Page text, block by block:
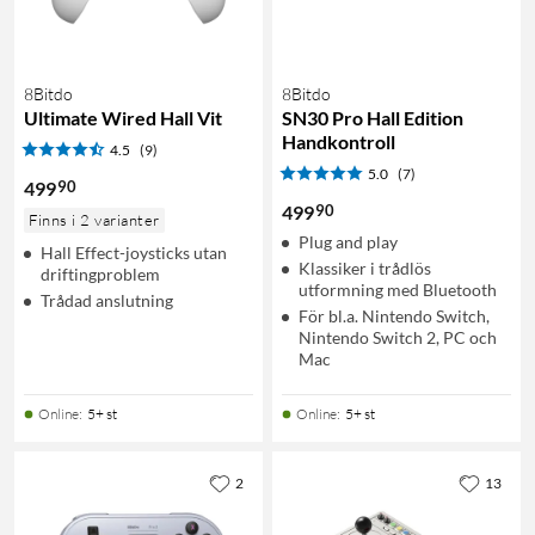
8Bitdo
Ultimate Wired Hall Vit
4.5 (9)
49990
Finns i 2 varianter
Hall Effect-joysticks utan
driftingproblem
Trådad anslutning
Online: 5+ st
8Bitdo
SN30 Pro Hall Edition
Handkontroll
5.0 (7)
49990
Plug and play
Klassiker i trådlös
utformning med Bluetooth
För bl.a. Nintendo Switch,
Nintendo Switch 2, PC och
Mac
Online: 5+ st
2 13